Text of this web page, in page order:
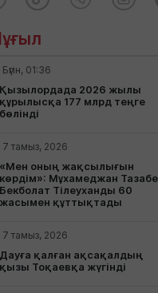
Бүгін, 01:36
Қызылордада 2026 жылы
құрылысқа 177 млрд теңге
бөлінді
7 тамыз, 2026
«Мен оның жақсылығын
көрдім»: Мұхамеджан
Бекболат Тілеуханды 60
жасымен құттықтады
7 тамыз, 2026
Дауға қалған ақсақалдың
қызы Тоқаевқа жүгінді